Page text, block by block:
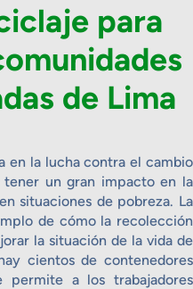
para
de Lima
en la lucha contra el cambio
un gran impacto en la
situaciones de pobreza. La
de cómo la recolección
la situación de la vida de
cientos de contenedores
permite a los trabajadores